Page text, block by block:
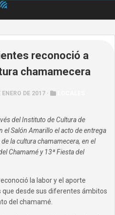
reconoció a
chamamecera
ENERO DE 2017 ·
del Instituto de Cultura de
el Salón Amarillo el acto de entrega
la cultura chamamecera, en el
Chamamé y 13ª Fiesta del
la labor y el aporte
desde sus diferentes ámbitos
del chamamé.